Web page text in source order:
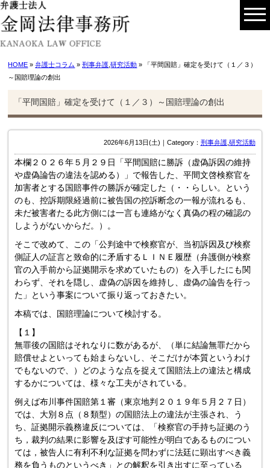
HOME »弁護士コラム »刑事弁護 ,研究活動 » 「平間国賠」確定を受けて（１／３）
～国賠理論の創出
「平間国賠」確定を受けて（１／３）～国賠理論の創出
2026年6月13日(土)｜Category： 刑事弁護, 研究活動
本欄２０２６年５月２９日「平間国賠に勝訴（虚偽訴因の維持
や虚偽論告の違法を認める）」で報告した、平間文啓検察官を
加害者とする国賠事件の勝訴が確定した（・・らしい。という
のも、控訴期限経過前に被告国の控訴断念の一報が流れるも、
未だ被害者たる此方側には一言も連絡がなく真偽の程の確認の
しようがないからだ。）。
そこで改めて、この「公判途中で検察官が、当初訴因及び検察
側証人の証言と致命的に矛盾するＬＩＮＥ履歴（弁護側が検察
官の入手前から証拠開示を求めていたもの）を入手したにも関
わらず、それを隠し、虚偽の訴因を維持し、虚偽の論告を行っ
た」という事案について振り返っておきたい。
本稿では、国賠理論について検討する。
【１】
無罪後の国賠はそれなりに数があるが、（単に結論無罪だから
賠償せよといっても始まらないし、そこだけが本質というわけ
でもないので、）どのような点を捉えて国賠法上の違法と構成
するかについては、様々な工夫がされている。
例えば布川事件国賠第１審（東京地判２０１９年５月２７日）
では、大別８点（８類型）の国賠法上の違法が主張され、う
ち、証拠開示義務違反については、「検察官の手持ち証拠のう
ち，裁判の結果に影響を及ぼす可能性が明白であるものについ
ては，被告人に有利不利な証拠を問わずに法廷に顕出すべき義
務を負うものというべき」との解釈を引き出すに至っている